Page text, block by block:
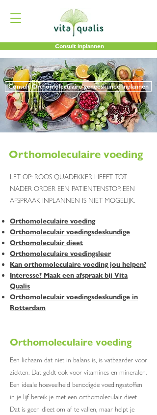
Consult inplannen
Consult Orthomoleculaire geneeskunde inplannen
Orthomoleculaire voeding
LET OP: ROOS QUADEKKER HEEFT TOT
NADER ORDER EEN PATIENTENSTOP. EEN
AFSPRAAK INPLANNEN IS NIET MOGELIJK.
Orthomoleculaire voeding
Orthomoleculair voedingsdeskundige
Orthomoleculair dieet
Orthomoleculaire voedingsleer
Kan orthomoleculaire voeding jou helpen?
Interesse? Maak een afspraak bij Vita
Qualis
Orthomoleculair voedingsdeskundige in
Rotterdam
Orthomoleculaire voeding
Een lichaam dat niet in balans is, is vatbaarder voor
ziekten. Dat geldt ook voor vitamines en mineralen.
Een ideale hoeveelheid benodigde voedingsstoffen
in je lijf bereik je met een orthomoleculair dieet.
Dat is geen dieet om af te vallen, maar helpt je